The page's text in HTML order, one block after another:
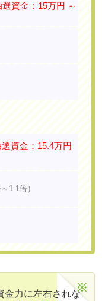
資金：15万円 ～
資金：15.4万円
～1.1倍）
金力に左右されな